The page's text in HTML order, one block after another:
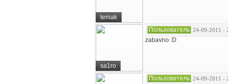
temak
sa1ro
Пользователь 24-09-2011 -
zabavno :D
Пользователь 24-09-2011 -